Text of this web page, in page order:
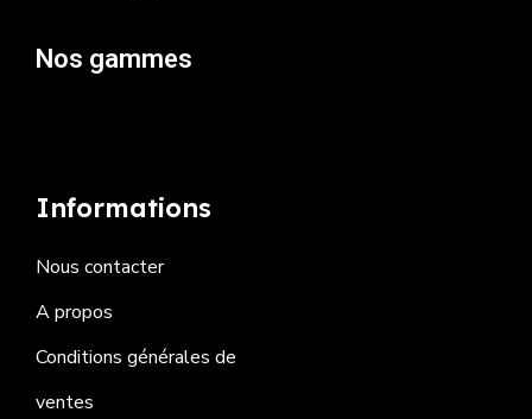
Nos gammes
Informations
Nous contacter
A propos
Conditions générales de
ventes